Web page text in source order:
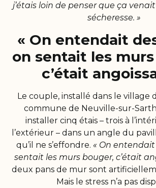
j’étais loin de penser que ça
sécheresse. »
« On entendait
on sentait les
c’était
Le couple, installé dans le village
commune de Neuville-sur-
installer cinq étais – trois à
l’extérieur – dans un angle du
qu’il ne s’effondre. « On
sentait les murs bouger, c’était
deux pans de mur sont
Mais le stress n’a pas